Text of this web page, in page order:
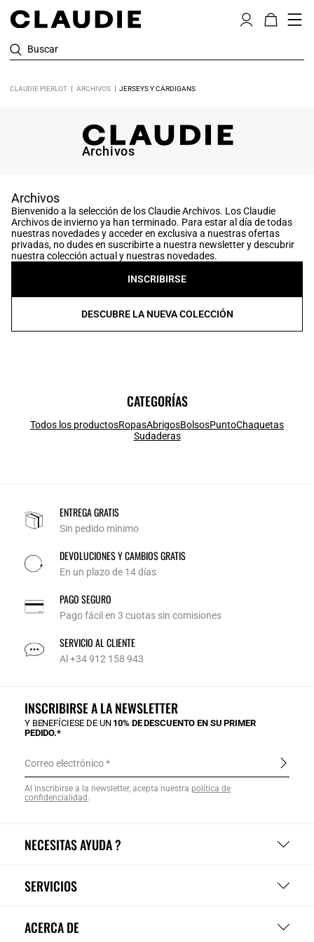
Buscar
CLAUDIE PIERLOT ARCHIVOS JERSEYS Y CÁRDIGANS
Archivos
Archivos
Bienvenido a la selección de los Claudie Archivos. Los Claudie
Archivos de invierno ya han terminado. Para estar al día de todas
nuestras novedades y acceder en exclusiva a nuestras ofertas
privadas, no dudes en suscribirte a nuestra newsletter y descubrir
nuestra colección actual y nuestras novedades.
INSCRIBIRSE
DESCUBRE LA NUEVA COLECCIÓN
CATEGORÍAS
Todos los productosRopasAbrigosBolsosPuntoChaquetas
Sudaderas
ENTREGA GRATIS
Sin pedido mínimo
DEVOLUCIONES Y CAMBIOS GRATIS
En un plazo de 14 días
PAGO SEGURO
Pago fácil en 3 cuotas sin comisiones
SERVICIO AL CLIENTE
Al +34 912 158 943
NECESITAS AYUDA ?
SERVICIOS
ACERCA DE
INSCRIBIRSE A LA NEWSLETTER
Y BENEFÍCIESE DE UN 10% DE DESCUENTO EN SU PRIMER
PEDIDO.*
Correo electrónico
Al inscribirse a la newsletter, acepta nuestra política de
confidencialidad .